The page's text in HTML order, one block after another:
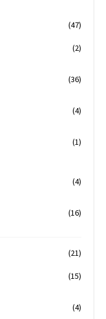
(47)
(2)
(36)
(4)
(1)
(4)
(16)
(21)
(15)
(4)